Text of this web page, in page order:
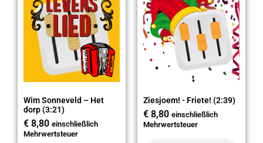
Wim Sonneveld – Het
dorp (3:21)
€ 8,80 einschließlich
Mehrwertsteuer
Ziesjoem! - Friete! (2:39)
€ 8,80 einschließlich
Mehrwertsteuer